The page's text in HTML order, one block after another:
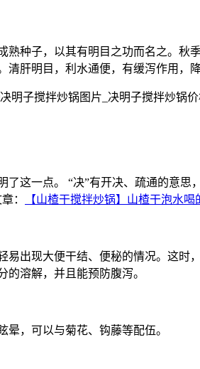
熟种子，以其有明目之功而名之。
肝明目，利水通便，有缓泻作用，降
这一点。 “决”有开决、疏通的意
：
【山楂干搅拌炒锅】山楂干泡水喝
易出现大便干结、便秘的情况。这
溶解，并且能预防腹泻。
，可以与菊花、钩藤等配伍。